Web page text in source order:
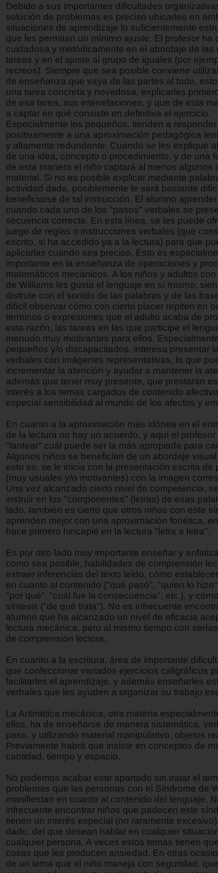
Debido a sus importantes dificultades
solución de problemas es preciso ubicarles en
situaciones de aprendizaje lo suficientemente
que les permitan un mínimo ajuste. El profesor ha
cuidadosa y metódicamente en el abordaje de las
tareas y en el ajuste al grupo de iguales (por
recreos). Siempre que sea posible conviene
de enseñanza que vaya de las partes al todo,
una tarea concreta y novedosa, explicarles
de esa tarea, sus interrelaciones, y que de esta
a captar en qué consiste en definitiva el ejercicio.
Especialmente los pequeños, tienden a responder
positivamente a una aproximación pedagógica
y altamente redundante. Cuando se les explique
de una idea, concepto o procedimiento, y de una
de esta manera el niño captará al menos algunos
material. Si no es posible explicar mediante
actividad dada, posiblemente le será bastante
beneficiarse de tal instrucción. El alumno
cuando cada uno de los "pasos" verbales se
secuencia correcta. En esta línea, se les puede
juego de reglas o instrucciones verbales (que
escrito, si ha accedido ya a la lectura) para que
aplicarlas cuando sea preciso. Esto es
importante en la enseñanza de operaciones y
matemáticos mecánicos. A los niños y adultos
de Williams les gusta el lenguaje en sí mismo,
disfrute con el sonido de las palabras y de las
difícil observar cómo con cierto placer repiten en
términos o expresiones que el adulto acaba de
esta razón, las tareas en las que participe el
menudo muy motivantes para ellos.
pequeños y/o discapacitados, interesa presentar
verbales con imágenes representativas, lo que
incrementar la atención y ayudar a mantener la
además que tener muy presente, que prestarán
interés a los temas cargados de contenido
especial sensibilidad al mundo de los afectos y
En cuanto a la aproximación más idónea en el
de la lectura no hay un acuerdo, y aquí el
"tantear" cuál puede ser la más apropiada para
Algunos niños se benefician de un abordaje
esto es, se le inicia con la presentación escrita de
(muy usuales y/o motivantes) con la imagen
Una vez alcanzado cierto nivel de competencia,
instruir en los "componentes" (letras) de esas
lado, también es cierto que otros niños con este
aprenden mejor con una aproximación fonética,
hace primero hincapié en la lectura "letra a letra".
Es por otro lado muy importante enseñar y
como sea posible, habilidades de comprensión
extraer inferencias del texto leído, cómo
en cuanto al contenido ("qué pasó", "quien lo
"por qué", "cuál fue la consecuencia", etc.), y
síntesis ("de qué trata"). No es infrecuente
alumno que ha alcanzado un nivel de eficacia
lectura mecánica, pero al mismo tiempo con
de comprensión lectora.
En cuanto a la escritura, área de importante
que confeccionar variados ejercicios caligráficos
facilitarles el aprendizaje, y además enseñarles
verbales que les ayuden a organizar su trabajo
La Aritmética mecánica, otra materia
ellos, ha de enseñarse de manera sistemática,
paso, y utilizando material manipulativo, objetos
Previamente habrá que insistir en conceptos de
cantidad, tiempo y espacio.
No podemos acabar este apartado sin tratar el
problemas que las personas con el Síndrome de
manifiestan en cuanto al contenido del lenguaje.
infrecuente encontrar niños que padecen este
tienen un interés especial (no raramente
dado, del que desean hablar en cualquier
cualquier persona. A veces estos temas tienen
cosas que les producen ansiedad. En otras
de un tema que el niño maneja con seguridad,